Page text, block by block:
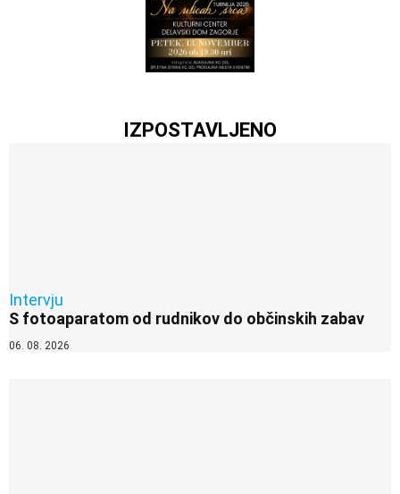
IZPOSTAVLJENO
Intervju
S fotoaparatom od rudnikov do občinskih zabav
06. 08. 2026